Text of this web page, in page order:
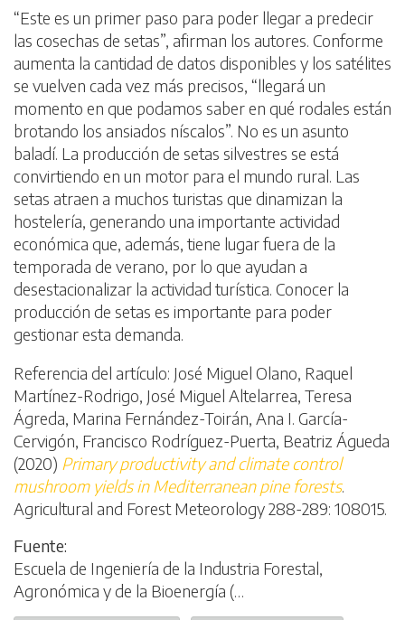
“Este es un primer paso para poder llegar a predecir
las cosechas de setas”, afirman los autores. Conforme
aumenta la cantidad de datos disponibles y los satélites
se vuelven cada vez más precisos, “llegará un
momento en que podamos saber en qué rodales están
brotando los ansiados níscalos”. No es un asunto
baladí. La producción de setas silvestres se está
convirtiendo en un motor para el mundo rural. Las
setas atraen a muchos turistas que dinamizan la
hostelería, generando una importante actividad
económica que, además, tiene lugar fuera de la
temporada de verano, por lo que ayudan a
desestacionalizar la actividad turística. Conocer la
producción de setas es importante para poder
gestionar esta demanda.
Referencia del artículo: José Miguel Olano, Raquel
Martínez-Rodrigo, José Miguel Altelarrea, Teresa
Ágreda, Marina Fernández-Toirán, Ana I. García-
Cervigón, Francisco Rodríguez-Puerta, Beatriz Águeda
(2020) Primary productivity and climate control
mushroom yields in Mediterranean pine forests.
Agricultural and Forest Meteorology 288-289: 108015.
Fuente:
Escuela de Ingeniería de la Industria Forestal,
Agronómica y de la Bioenergía (…